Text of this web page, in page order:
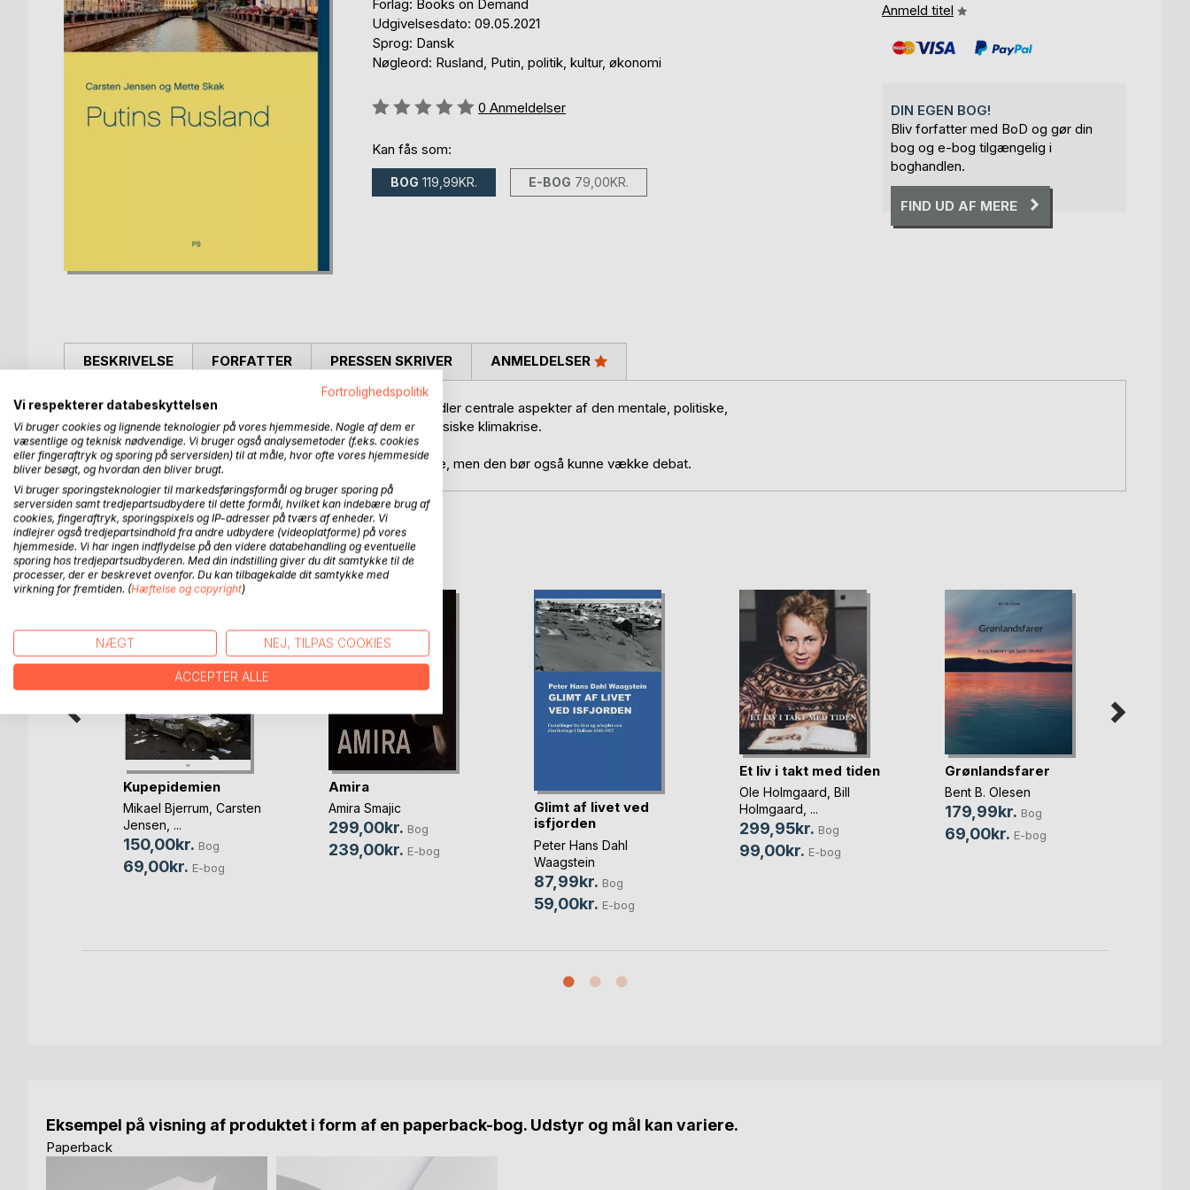
Forlag: Books on Demand
Udgivelsesdato: 09.05.2021
Sprog: Dansk
Nøgleord: Rusland, Putin, politik, kultur, økonomi
Anmeldelse::
0 Anmeldelser
Kan fås som:
BOG 119,99KR. E-BOG 79,00KR.
Anmeld titel
DIN EGEN BOG!
Bliv forfatter med BoD og gør din
bog og e-bog tilgængelig i
boghandlen.
FIND UD AF MERE
BESKRIVELSE
Putins Rusland er skrevet af Ruslandskendere, der behandler centrale aspekter af den mentale, politiske,
økonomiske og udenrigspolitiske virkelighed samt den russiske klimakrise.
Putins Rusland har et formidlende og folkeoplysende sigte, men den bør også kunne vække debat.
FORFATTER PRESSEN SKRIVER ANMELDELSER
FLERE TITLER HOSBoD
Kupepidemien
Mikael Bjerrum Carsten
Jensen , ...
150,00kr. Bog
69,00kr. E-bog
Amira
Amira Smajic
299,00kr. Bog
239,00kr. E-bog
Glimt af livet ved
isfjorden
Peter Hans Dahl
Waagstein
87,99kr. Bog
59,00kr. E-bog
Et liv i takt med tiden
Ole Holmgaard, Bill
Holmgaard, ...
299,95kr. Bog
99,00kr. E-bog
Grønlandsfarer
Bent B. Olesen
179,99kr. Bog
69,00kr. E-bog
Eksempel på visning af produktet i form af en paperback-bog. Udstyr og mål kan variere.
Paperback
Fortrolighedspolitik
Vi respekterer databeskyttelsen
Vi bruger cookies og lignende teknologier på vores hjemmeside. Nogle af dem er
væsentlige og teknisk nødvendige. Vi bruger også analysemetoder (f.eks. cookies
eller fingeraftryk og sporing på serversiden) til at måle, hvor ofte vores hjemmeside
bliver besøgt, og hvordan den bliver brugt.
Vi bruger sporingsteknologier til markedsføringsformål og bruger sporing på
serversiden samt tredjepartsudbydere til dette formål, hvilket kan indebære brug af
cookies, fingeraftryk, sporingspixels og IP-adresser på tværs af enheder. Vi
indlejrer også tredjepartsindhold fra andre udbydere (videoplatforme) på vores
hjemmeside. Vi har ingen indflydelse på den videre databehandling og eventuelle
sporing hos tredjepartsudbyderen. Med din indstilling giver du dit samtykke til de
processer, der er beskrevet ovenfor. Du kan tilbagekalde dit samtykke med
virkning for fremtiden. (Hæftelse og copyright)
NÆGT NEJ, TILPAS COOKIES
ACCEPTER ALLE